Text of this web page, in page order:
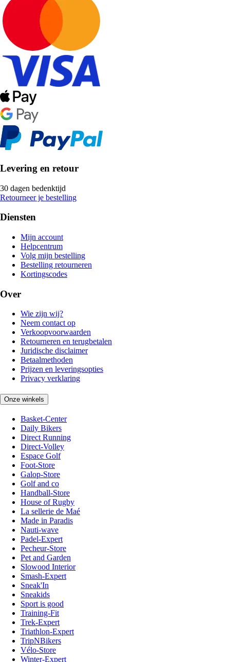
Levering en retour
30 dagen bedenktijd
Retourneer je bestelling
Diensten
Mijn account
Helpcentrum
Volg mijn bestelling
Bestelling retourneren
Kortingscodes
Over
Wie zijn wij?
Neem contact op
Verkoopvoorwaarden
Retourneren en terugbetalen
Juridische disclaimer
Betaalmethoden
Prijzen en leveringsopties
Privacy verklaring
Onze winkels
Basket-Center
Daily Bikers
Direct Running
Direct-Volley
Espace Golf
Foot-Store
Galop-Store
Golf and co
Handball-Store
House of Rugby
La sellerie de Maé
Made in Paradis
Nauti-wave
Padel-Expert
Pecheur-Store
Pet and Garden
Slowood Interior
Smash-Expert
Sneak'In
Sneakids
Sport is good
Training-Fit
Trek-Expert
Triathlon-Expert
TripNBikers
Vélo-Store
Winter-Expert